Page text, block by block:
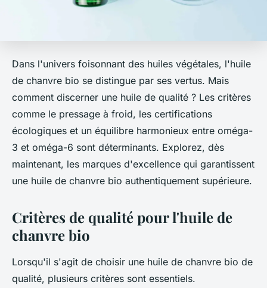
Dans l'univers foisonnant des huiles végétales, l'huile
de chanvre bio se distingue par ses vertus. Mais
comment discerner une huile de qualité ? Les critères
comme le pressage à froid, les certifications
écologiques et un équilibre harmonieux entre oméga-
3 et oméga-6 sont déterminants. Explorez, dès
maintenant, les marques d'excellence qui garantissent
une huile de chanvre bio authentiquement supérieure.
Critères de qualité pour l'huile de
chanvre bio
Lorsqu'il s'agit de choisir une huile de chanvre bio de
qualité, plusieurs critères sont essentiels.